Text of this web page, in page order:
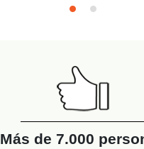
Más de 7.000